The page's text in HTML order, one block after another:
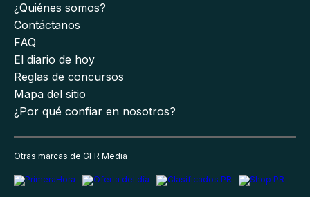
¿Quiénes somos?
Contáctanos
FAQ
El diario de hoy
Reglas de concursos
Mapa del sitio
¿Por qué confiar en nosotros?
Otras marcas de GFR Media